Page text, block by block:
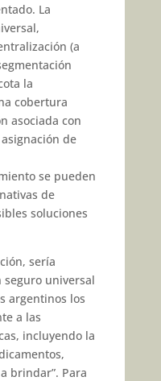
La
(a
la
cobertura
asociada con
de
se pueden
de
soluciones
sería
universal
argentinos los
a las
incluyendo la
brindar”. Para